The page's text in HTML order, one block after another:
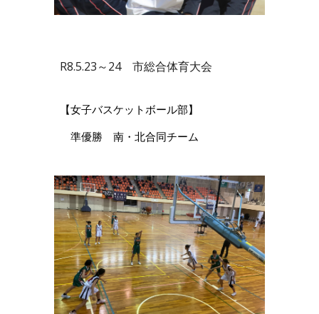
R8.5.23～24 市総合体育大会
【女子バスケットボール部】
準優勝 南・北合同チーム